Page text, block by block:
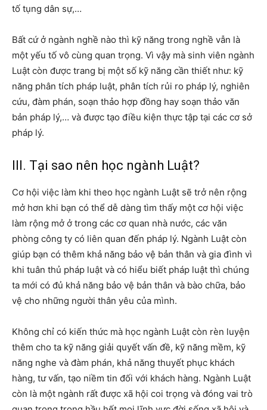
tố tụng dân sự,…
Bất cứ ở ngành nghề nào thì kỹ năng trong nghề vẫn là
một yếu tố vô cùng quan trọng. Vì vậy mà sinh viên ngành
Luật còn được trang bị một số kỹ năng cần thiết như: kỹ
năng phân tích pháp luật, phân tích rủi ro pháp lý, nghiên
cứu, đàm phán, soạn thảo hợp đồng hay soạn thảo văn
bản pháp lý,… và được tạo điều kiện thực tập tại các cơ sở
pháp lý.
III. Tại sao nên học ngành Luật?
Cơ hội việc làm khi theo học ngành Luật sẽ trở nên rộng
mở hơn khi bạn có thể dễ dàng tìm thấy một cơ hội việc
làm rộng mở ở trong các cơ quan nhà nước, các văn
phòng công ty có liên quan đến pháp lý. Ngành Luật còn
giúp bạn có thêm khả năng bảo vệ bản thân và gia đình vì
khi tuân thủ pháp luật và có hiểu biết pháp luật thì chúng
ta mới có đủ khả năng bảo vệ bản thân và bào chữa, bảo
vệ cho những người thân yêu của mình.
Không chỉ có kiến thức mà học ngành Luật còn rèn luyện
thêm cho ta kỹ năng giải quyết vấn đề, kỹ năng mềm, kỹ
năng nghe và đàm phán, khả năng thuyết phục khách
hàng, tư vấn, tạo niềm tin đối với khách hàng. Ngành Luật
còn là một ngành rất được xã hội coi trọng và đóng vai trò